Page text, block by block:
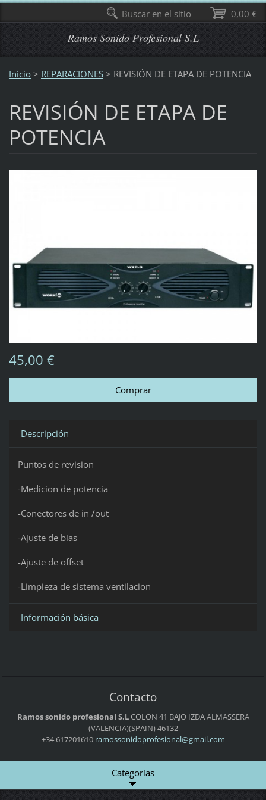
Ramos Sonido Profesional S.L
Inicio > REPARACIONES > REVISIÓN DE ETAPA DE POTENCIA
REVISIÓN DE ETAPA DE
POTENCIA
45,00 €
Descripción
Puntos de revision
-Medicion de potencia
-Conectores de in /out
-Ajuste de bias
-Ajuste de offset
-Limpieza de sistema ventilacion
Información básica
Contacto
Ramos sonido profesional S.LCOLON 41 BAJO IZDAALMASSERA
(VALENCIA)(SPAIN)46132
+34 617201610 ramossonidoprofesional@gmail.com
Categorías
0,00 €
Buscar en el sitio